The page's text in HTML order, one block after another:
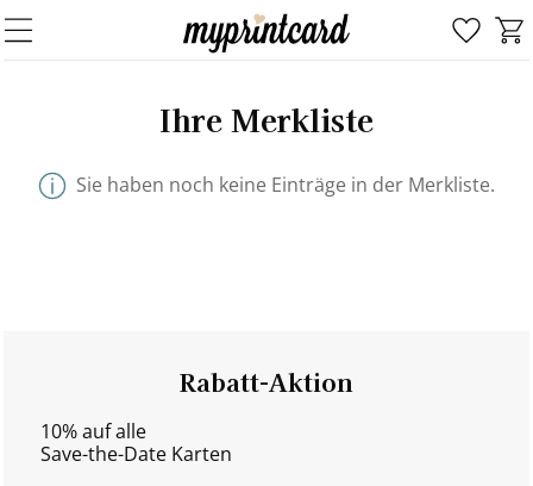
Ihre Merkliste
Sie haben noch keine Einträge in der Merkliste.
Rabatt-Aktion
10% auf alle
Save-the-Date Karten